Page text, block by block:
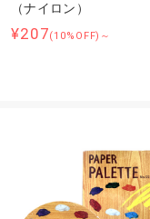
（ナイロン）
¥207(10%OFF)～